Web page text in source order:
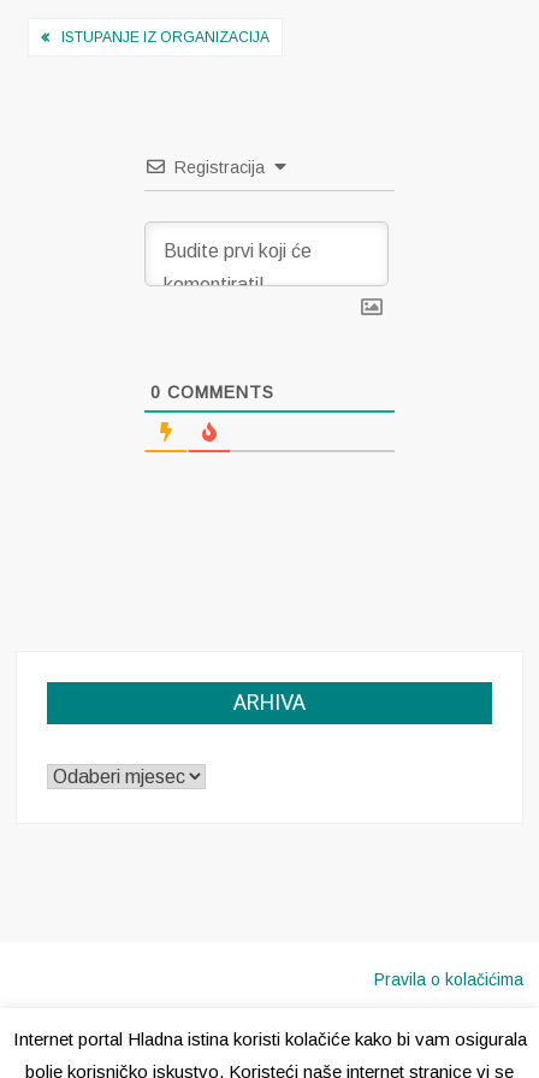
Navigacija
ISTUPANJE IZ ORGANIZACIJA
Registracija
0 COMMENTS
ARHIVA
ARHIVA
Pravila o kolačićima
Internet portal Hladna istina koristi kolačiće kako bi vam osigurala
bolje korisničko iskustvo. Koristeći naše internet stranice vi se
Copyright © 2020 · Sva prava pridržana · Hladna Istina